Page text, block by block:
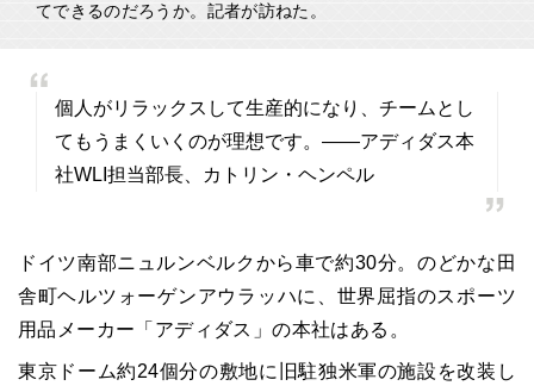
てできるのだろうか。記者が訪ねた。
個人がリラックスして生産的になり、チームとし
てもうまくいくのが理想です。――アディダス本
社WLI担当部長、カトリン・ヘンペル
ドイツ南部ニュルンベルクから車で約30分。のどかな田
舎町ヘルツォーゲンアウラッハに、世界屈指のスポーツ
用品メーカー「アディダス」の本社はある。
東京ドーム約24個分の敷地に旧駐独米軍の施設を改装し